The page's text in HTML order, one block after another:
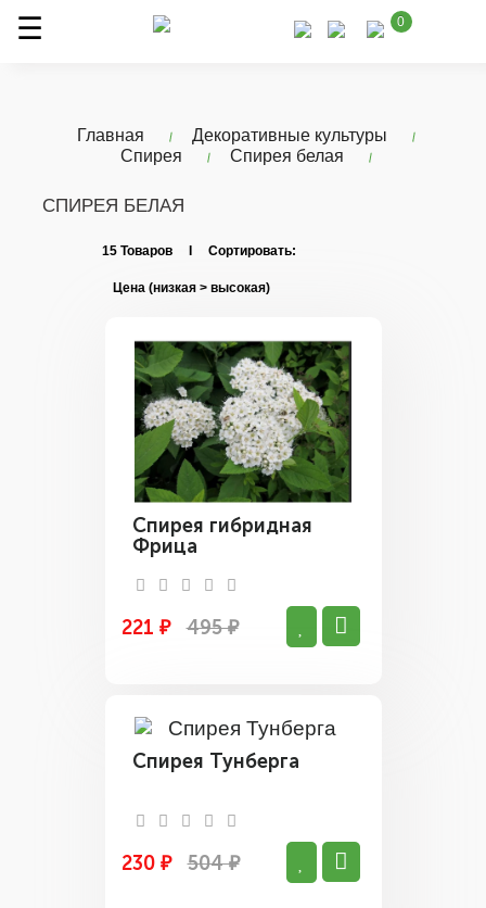
0
Главная
Декоративные культуры
Спирея
Спирея белая
СПИРЕЯ БЕЛАЯ
15 Товаров I Сортировать:
Спирея гибридная
Фрица
221 ₽ 495 ₽
Спирея Тунберга
230 ₽ 504 ₽